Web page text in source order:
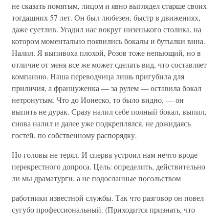
не сказать помятым, лицом и явно выглядел старше своих
тогдашних 57 лет. Он был любезен, быстр в движениях,
даже суетлив. Усадил нас вокруг низенького столика, на
котором моментально появились бокалы и бутылки вина.
Налил. Я выпивоха плохой, Розов тоже непьющий, но в
отличие от меня все же может сделать вид, что составляет
компанию. Наша переводчица лишь пригубила для
приличия, а француженка — за рулем — оставила бокал
нетронутым. Что до Ионеско, то было видно, — он
выпить не дурак. Сразу налил себе полный бокал, выпил,
снова налил и далее уже подкреплялся, не дожидаясь
гостей, по собственному распорядку.
Но головы не терял. И сперва устроил нам нечто вроде
перекрестного допроса. Цель: определить, действительно
ли мы драматурги, а не подосланные посольством
работники известной службы. Так что разговор он повел
сугубо профессиональный. (Приходится признать, что